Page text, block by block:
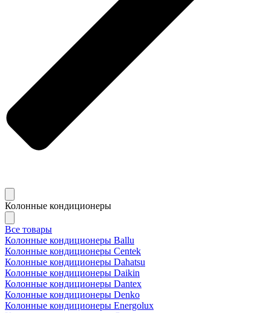
Колонные кондиционеры
Все товары
Колонные кондиционеры Ballu
Колонные кондиционеры Centek
Колонные кондиционеры Dahatsu
Колонные кондиционеры Daikin
Колонные кондиционеры Dantex
Колонные кондиционеры Denko
Колонные кондиционеры Energolux